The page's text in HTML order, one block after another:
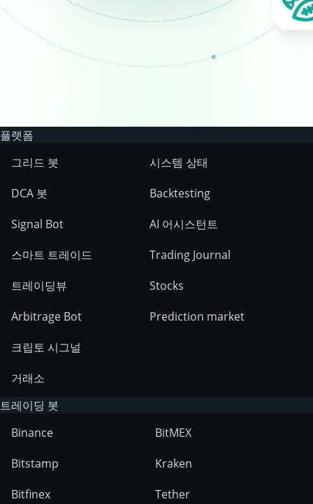
플랫폼
그리드 봇
DCA 봇
Signal Bot
스마트 트레이드
트레이딩뷰
Arbitrage Bot
크립토 시그널
거래소
시스템 상태
Backtesting
AI 어시스턴트
Trading Journal
Stocks
Prediction market
트레이딩 봇
Binance
Bitstamp
Bitfinex
BitMEX
Kraken
Tether